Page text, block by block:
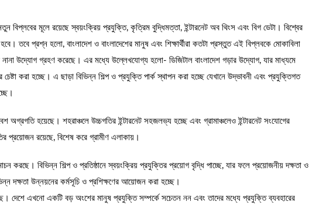
বিপ্লবের মূলে রয়েছে স্বয়ংক্রিয় প্রযুক্তি, কৃত্রিম বুদ্ধিমত্তা, ইন্টারনেট অব থিংস এবং বিগ ডেটা। বিশ্বের
তবে প্রশ্ন হলো, বাংলাদেশ ও বাংলাদেশের মানুষ এবং শিক্ষার্থীরা কতটা প্রস্তুত এই বিপ্লবকে মোকাবিলা
নানা উদ্যোগ গ্রহণ করেছে। এর মধ্যে উল্লেখযোগ্য হলো- ডিজিটাল বাংলাদেশ গড়ার উদ্যোগ, যার মাধ্যমে
চেষ্টা করা হচ্ছে। এ ছাড়া বিভিন্ন শিল্প ও প্রযুক্তি পার্ক স্থাপন করা হচ্ছে যেখানে উদ্ভাবনী এবং প্রযুক্তিগত
অগ্রগতি হয়েছে। শহরাঞ্চলে উচ্চগতির ইন্টারনেট সহজলভ্য হচ্ছে এবং গ্রামাঞ্চলেও ইন্টারনেট সংযোগের
প্রয়োজন রয়েছে, বিশেষ করে গ্রামীণ এলাকায়।
করছে। বিভিন্ন শিল্প ও প্রতিষ্ঠানে স্বয়ংক্রিয় প্রযুক্তির প্রয়োগ বৃদ্ধি পাচ্ছে, যার ফলে প্রয়োজনীয় দক্ষতা ও
দক্ষতা উন্নয়নের কর্মসূচি ও প্রশিক্ষণের আয়োজন করা হচ্ছে।
দেশে এখনো একটি বড় অংশের মানুষ প্রযুক্তি সম্পর্কে সচেতন নন এবং তাদের মধ্যে প্রযুক্তি ব্যবহারের